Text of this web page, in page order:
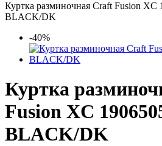
Куртка разминочная Craft Fusion XC
BLACK/DK
-40%
Куртка
Fusion XC
BLACK/DK